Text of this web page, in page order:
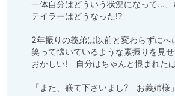
一体自分はどういう状況になって...
テイラーはどうなった!?
2年振りの義弟は以前と変わらずにへ
笑って懐いているような素振りを見せ
おかしい!　自分はちゃんと恨まれた
「また、躾て下さいまし?　お義姉様」